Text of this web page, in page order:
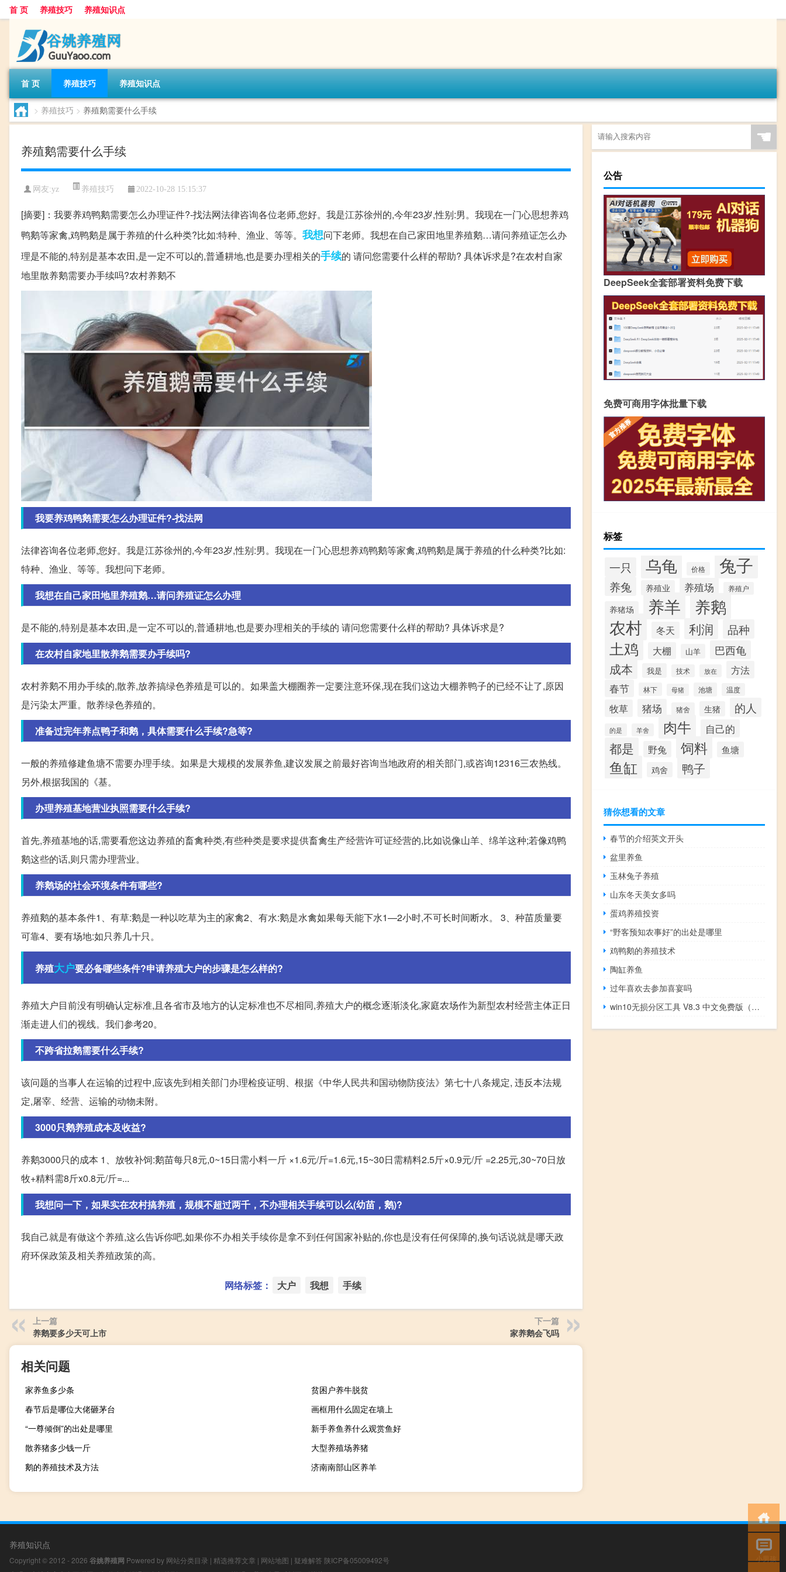
首 页 养殖技巧 养殖知识点
首 页 养殖技巧 养殖知识点
> 养殖技巧 > 养殖鹅需要什么手续
养殖鹅需要什么手续
网友:yz 养殖技巧 2022-10-28 15:15:37
[摘要]：我要养鸡鸭鹅需要怎么办理证件?-找法网法律咨询各位老师,您好。我是江苏徐州的,今年23岁,性别:男。我现在一门心思想养鸡
鸭鹅等家禽,鸡鸭鹅是属于养殖的什么种类?比如:特种、渔业、等等。 我想问下老师。我想在自己家田地里养殖鹅…请问养殖证怎么办
理是不能的,特别是基本农田,是一定不可以的,普通耕地,也是要办理相关的手续的 请问您需要什么样的帮助? 具体诉求是?在农村自家
地里散养鹅需要办手续吗?农村养鹅不
我要养鸡鸭鹅需要怎么办理证件?-找法网
法律咨询各位老师,您好。我是江苏徐州的,今年23岁,性别:男。我现在一门心思想养鸡鸭鹅等家禽,鸡鸭鹅是属于养殖的什么种类?比如:
特种、渔业、等等。我想问下老师。
我想在自己家田地里养殖鹅…请问养殖证怎么办理
是不能的,特别是基本农田,是一定不可以的,普通耕地,也是要办理相关的手续的 请问您需要什么样的帮助? 具体诉求是?
在农村自家地里散养鹅需要办手续吗?
农村养鹅不用办手续的,散养,放养搞绿色养殖是可以的。如果盖大棚圈养一定要注意环保,现在我们这边大棚养鸭子的已经不让了,原因
是污染太严重。散养绿色养殖的。
准备过完年养点鸭子和鹅，具体需要什么手续?急等?
一般的养殖修建鱼塘不需要办理手续。如果是大规模的发展养鱼,建议发展之前最好咨询当地政府的相关部门,或咨询12316三农热线。
另外,根据我国的《基。
办理养殖基地营业执照需要什么手续?
首先,养殖基地的话,需要看您这边养殖的畜禽种类,有些种类是要求提供畜禽生产经营许可证经营的,比如说像山羊、绵羊这种;若像鸡鸭
鹅这些的话,则只需办理营业。
养鹅场的社会环境条件有哪些?
养殖鹅的基本条件1、有草:鹅是一种以吃草为主的家禽2、有水:鹅是水禽如果每天能下水1—2小时,不可长时间断水。 3、种苗质量要
可靠4、要有场地:如只养几十只。
养殖大户要必备哪些条件?申请养殖大户的步骤是怎么样的?
养殖大户目前没有明确认定标准,且各省市及地方的认定标准也不尽相同,养殖大户的概念逐渐淡化,家庭农场作为新型农村经营主体正日
渐走进人们的视线。我们参考20。
不跨省拉鹅需要什么手续?
该问题的当事人在运输的过程中,应该先到相关部门办理检疫证明、根据《中华人民共和国动物防疫法》第七十八条规定, 违反本法规
定,屠宰、经营、运输的动物未附。
3000只鹅养殖成本及收益?
养鹅3000只的成本 1、放牧补饲:鹅苗每只8元,0~15日需小料一斤 ×1.6元/斤=1.6元,15~30日需精料2.5斤×0.9元/斤 =2.25元,30~70日放
牧+精料需8斤x0.8元/斤=...
我想问一下，如果实在农村搞养殖，规模不超过两千，不办理相关手续可以么(幼苗，鹅)?
我自己就是有做这个养殖,这么告诉你吧,如果你不办相关手续你是拿不到任何国家补贴的,你也是没有任何保障的,换句话说就是哪天政
府环保政策及相关养殖政策的高。
网络标签： 大户 我想 手续
上一篇
养鹅要多少天可上市
下一篇
家养鹅会飞吗
相关问题
家养鱼多少条
贫困户养牛脱贫
春节后是哪位大佬砸茅台
画框用什么固定在墙上
“一尊倾倒”的出处是哪里
新手养鱼养什么观赏鱼好
散养猪多少钱一斤
大型养殖场养猪
鹅的养殖技术及方法
济南南部山区养羊
☚
公告
DeepSeek全套部署资料免费下载
免费可商用字体批量下载
标签
一只 乌龟 价格 兔子
养兔 养殖业 养殖场 养殖户
养猪场 养羊 养鹅
农村 冬天 利润 品种
土鸡 大棚 山羊 巴西龟
成本 我是 技术 放在
方法
春节
林下 母猪 池塘 温度
牧草 猪场 猪舍 生猪 的人
的是 羊舍 肉牛 自己的
都是 野兔 饲料 鱼塘
鱼缸 鸡舍 鸭子
猜你想看的文章
春节的介绍英文开头
盆里养鱼
玉林兔子养殖
山东冬天美女多吗
蛋鸡养殖投资
“野客预知农事好”的出处是哪里
鸡鸭鹅的养殖技术
陶缸养鱼
过年喜欢去参加喜宴吗
win10无损分区工具 V8.3 中文免费版（win10无损分区工具 V8.3 中文免费版功能简介）
养殖知识点
Copyright © 2012 - 2026 谷姚养殖网 Powered by 网站分类目录 | 精选推荐文章 | 网站地图 | 疑难解答 陕ICP备05009492号